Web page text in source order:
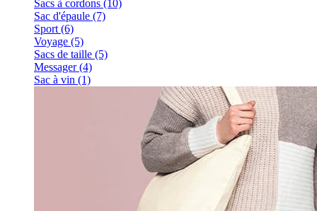
Sacs à cordons (10)
Sac d'épaule (7)
Sport (6)
Voyage (5)
Sacs de taille (5)
Messager (4)
Sac à vin (1)